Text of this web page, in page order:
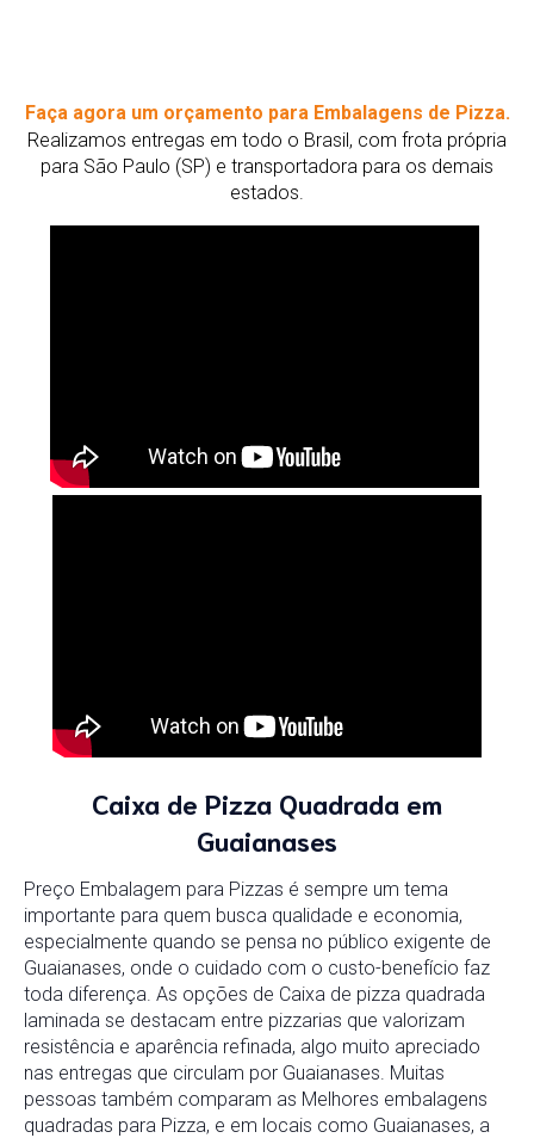
Faça agora um orçamento para Embalagens de Pizza.
Realizamos entregas em todo o Brasil, com frota própria
para São Paulo (SP) e transportadora para os demais
estados.
Caixa de Pizza Quadrada em
Guaianases
Preço Embalagem para Pizzas é sempre um tema
importante para quem busca qualidade e economia,
especialmente quando se pensa no público exigente de
Guaianases, onde o cuidado com o custo-benefício faz
toda diferença. As opções de Caixa de pizza quadrada
laminada se destacam entre pizzarias que valorizam
resistência e aparência refinada, algo muito apreciado
nas entregas que circulam por Guaianases. Muitas
pessoas também comparam as Melhores embalagens
quadradas para Pizza, e em locais como Guaianases, a